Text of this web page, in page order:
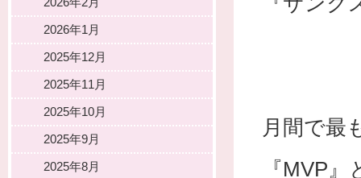
月間で最
『MVP
2026年1月
2025年12月
2025年11月
2025年10月
2025年9月
2025年8月